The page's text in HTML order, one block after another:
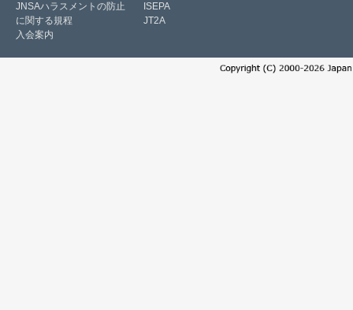
JNSAハラスメントの防止
に関する規程
入会案内
ISEPA
JT2A